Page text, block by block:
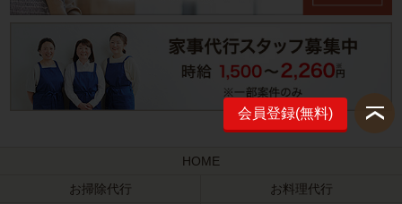
会員登録(無料)
HOME
お掃除代行
お料理代行